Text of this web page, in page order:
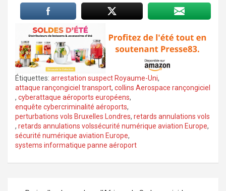
Étiquettes: arrestation suspect Royaume-Uni,
attaque rançongiciel transport, collins Aerospace rançongiciel
, cyberattaque aéroports européens,
enquête cybercriminalité aéroports,
perturbations vols Bruxelles Londres, retards annulations vols
, retards annulations volssécurité numérique aviation Europe,
sécurité numérique aviation Europe,
systems informatique panne aéroport